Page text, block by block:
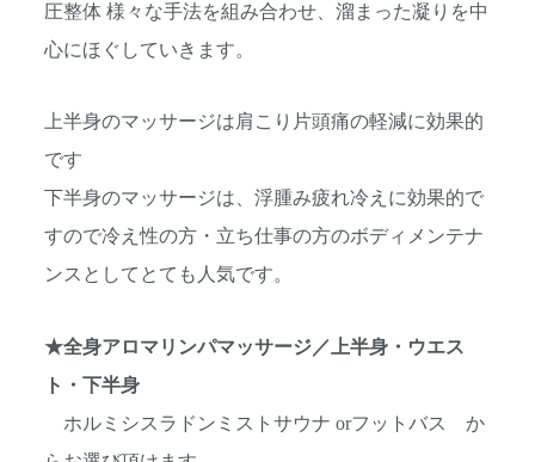
圧整体 様々な手法を組み合わせ、溜まった凝りを中
心にほぐしていきます。
上半身のマッサージは肩こり片頭痛の軽減に効果的
です
下半身のマッサージは、浮腫み疲れ冷えに効果的で
すので冷え性の方・立ち仕事の方のボディメンテナ
ンスとしてとても人気です。
★全身アロマリンパマッサージ／上半身・ウエス
ト・下半身
ホルミシスラドンミストサウナ orフットバス か